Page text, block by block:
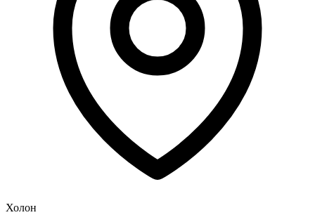
Холон